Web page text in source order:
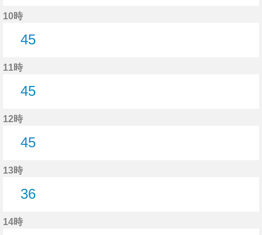
10時
45
11時
45
12時
45
13時
36
14時